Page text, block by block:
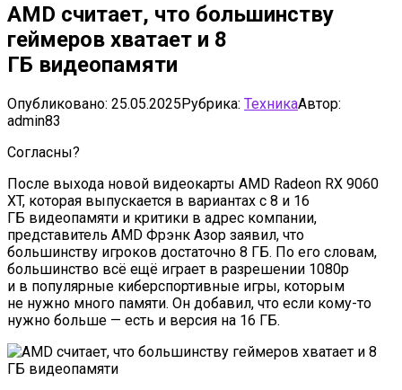
AMD считает, что большинству
геймеров хватает и 8
ГБ видеопамяти
Опубликовано: 25.05.2025Рубрика: ТехникаАвтор:
admin83
Согласны?
После выхода новой видеокарты AMD Radeon RX 9060
XT, которая выпускается в вариантах с 8 и 16
ГБ видеопамяти и критики в адрес компании,
представитель AMD Фрэнк Азор заявил, что
большинству игроков достаточно 8 ГБ. По его словам,
большинство всё ещё играет в разрешении 1080p
и в популярные киберспортивные игры, которым
не нужно много памяти. Он добавил, что если кому-то
нужно больше — есть и версия на 16 ГБ.